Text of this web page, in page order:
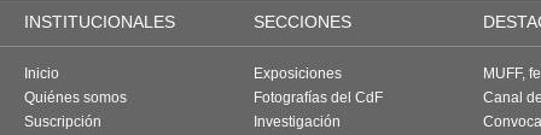
INSTITUCIONALES SECCIONES
Inicio
Quiénes somos
Suscripción
Exposiciones
Fotografías del CdF
Investigación
MUFF,
Canal